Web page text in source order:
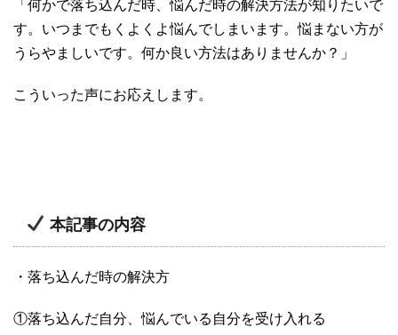
「何かで落ち込んだ時、悩んだ時の解決方法が知りたいで
す。いつまでもくよくよ悩んでしまいます。悩まない方が
うらやましいです。何か良い方法はありませんか？」
こういった声にお応えします。
本記事の内容
・落ち込んだ時の解決方
①落ち込んだ自分、悩んでいる自分を受け入れる